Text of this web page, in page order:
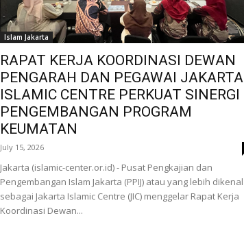
Islam Jakarta
RAPAT KERJA KOORDINASI DEWAN
PENGARAH DAN PEGAWAI JAKARTA
ISLAMIC CENTRE PERKUAT SINERGI
PENGEMBANGAN PROGRAM
KEUMATAN
July 15, 2026
Jakarta (islamic-center.or.id) - Pusat Pengkajian dan
Pengembangan Islam Jakarta (PPIJ) atau yang lebih dikenal
sebagai Jakarta Islamic Centre (JIC) menggelar Rapat Kerja
Koordinasi Dewan...